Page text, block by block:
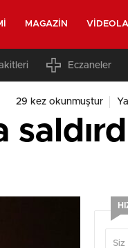
MAGAZIN
Eczaneler
29 kez okunmuştur